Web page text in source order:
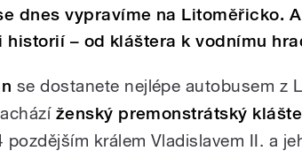
dnes vypravíme na Litoměřicko.
historií – od kláštera k vodnímu
se dostanete nejlépe autobusem z
ženský premonstrátský
pozdějším králem Vladislavem II. a